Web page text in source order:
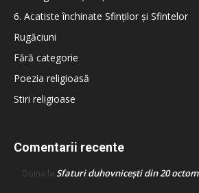
6. Acatiste închinate Sfinților și Sfintelor
Rugăciuni
Fără categorie
Poezia religioasă
Stiri religioase
Comentarii recente
Doina la Sfaturi duhovnicești din 20